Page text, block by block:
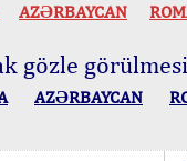
AZӘRBAYCAN
gözle
AZӘRBAYCAN